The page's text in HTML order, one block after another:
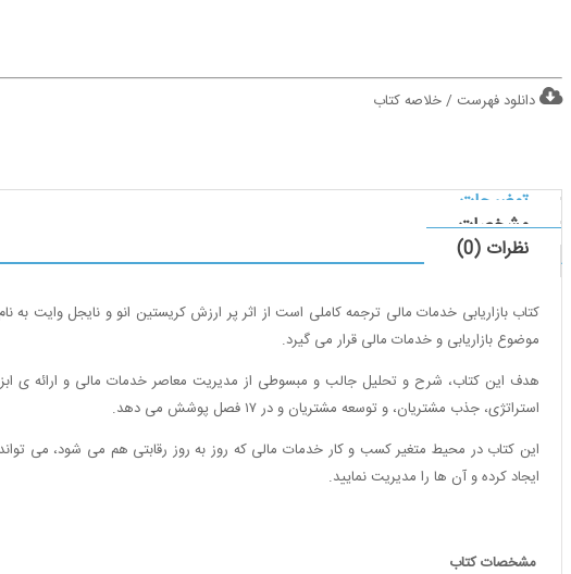
دانلود فهرست / خلاصه کتاب
توضیحات
مشخصات
نظرات (0)
موضوع بازاریابی و خدمات مالی قرار می گیرد.
استراتژی، جذب مشتریان، و توسعه مشتریان و در ۱۷ فصل پوشش می دهد.
این کتاب در محیط متغیر کسب و کار خدمات مالی که روز به روز رقابتی هم می شود، می
ایجاد کرده و آن ها را مدیریت نمایید.
مشخصات کتاب